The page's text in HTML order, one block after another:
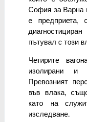
София за Варна
е предприета,
пътувал с този
Четирите
изолирани и
Превозният
във влака,
като на
изследване.